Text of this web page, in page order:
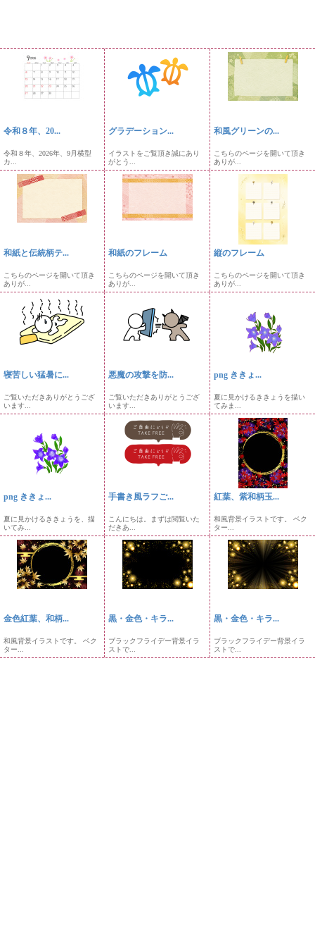
令和８年、20...
令和８年、2026年、9月横型
カ...
グラデーション...
イラストをご覧頂き誠にあり
がとう...
和風グリーンの...
こちらのページを開いて頂き
ありが...
和紙と伝統柄テ...
こちらのページを開いて頂き
ありが...
和紙のフレーム
こちらのページを開いて頂き
ありが...
縦のフレーム
こちらのページを開いて頂き
ありが...
寝苦しい猛暑に...
ご覧いただきありがとうござ
います...
悪魔の攻撃を防...
ご覧いただきありがとうござ
います...
png ききょ...
夏に見かけるききょうを描い
てみま...
png ききょ...
夏に見かけるききょうを、描
いてみ...
手書き風ラフご...
こんにちは。まずは閲覧いた
だきあ...
紅葉、紫和柄玉...
和風背景イラストです。 ベク
ター...
金色紅葉、和柄...
和風背景イラストです。 ベク
ター...
黒・金色・キラ...
ブラックフライデー背景イラ
ストで...
黒・金色・キラ...
ブラックフライデー背景イラ
ストで...